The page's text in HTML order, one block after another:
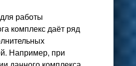
работы
комплекс даёт ряд
Например, при